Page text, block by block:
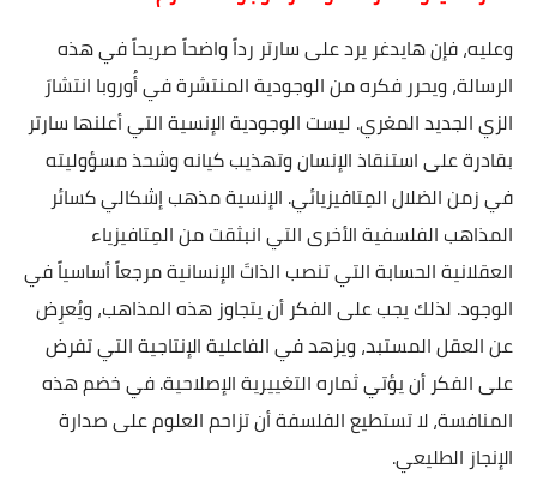
وعليه، فإن هايدغر يرد على سارتر رداً واضحاً صريحاً في هذه
الرسالة، ويحرر فكره من الوجودية المنتشرة في أُوروبا انتشارَ
الزي الجديد المغري. ليست الوجودية الإنسية التي أعلنها سارتر
بقادرة على استنقاذ الإنسان وتهذيب كيانه وشحذ مسؤوليته
في زمن الضلال المِتافيزيائي. الإنسية مذهب إشكالي كسائر
المذاهب الفلسفية الأخرى التي انبثقت من المِتافيزياء
العقلانية الحسابة التي تنصب الذاتَ الإنسانية مرجعاً أساسياً في
الوجود. لذلك يجب على الفكر أن يتجاوز هذه المذاهب، ويُعرِض
عن العقل المستبد، ويزهد في الفاعلية الإنتاجية التي تفرض
على الفكر أن يؤتي ثماره التغييرية الإصلاحية. في خضم هذه
المنافسة، لا تستطيع الفلسفة أن تزاحم العلوم على صدارة
الإنجاز الطليعي.